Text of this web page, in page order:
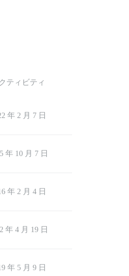
ティビティ
年 2 月 7 日
年 10 月 7 日
年 2 月 4 日
年 4 月 19 日
年 5 月 9 日